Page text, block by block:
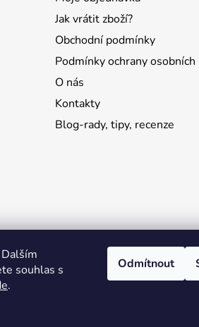
souhlas s
.
Odmítnout
Jak vrátit zboží?
Obchodní podmínky
Podmínky ochrany osobních
O nás
Kontakty
Blog-rady, tipy, recenze
na našem hlavním obchodě.